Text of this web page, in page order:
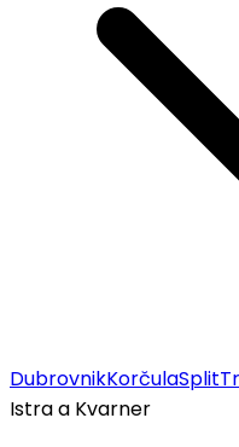
DubrovnikKorčulaSplit
Istra a Kvarner